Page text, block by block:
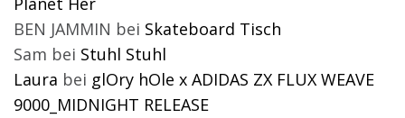
BEN JAMMIN bei Skateboard Tisch
Sam bei Stuhl Stuhl
Laura bei glOry hOle x ADIDAS ZX FLUX WEAVE
9000_MIDNIGHT RELEASE